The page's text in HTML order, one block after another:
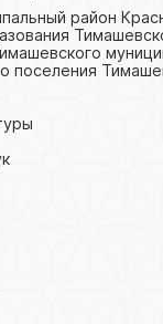
район
поселения